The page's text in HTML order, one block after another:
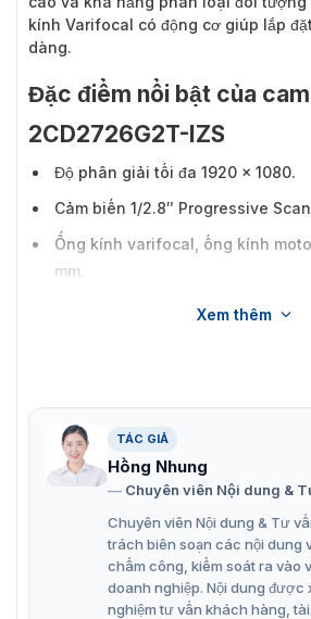
kính Varifocal có động cơ giúp lắp
dàng.
Đặc điểm nổi bật của
2CD2726G2T-IZS
Độ phân giải tối đa 1920 × 1080.
Cảm biến 1/2.8″ Progressive
Ống kính varifocal, ống kính
mm.
Hiệu suất ánh sáng yếu tuyệt vời
Phạm vi hồng ngoại lên tới 40m.
Hình ảnh rõ nét ngay cả khi có
mạnh nhờ công nghệ WDR thực
Tập trung vào phân loại con
dựa trên học sâu.
Giao diện âm thanh và báo động
Chống nước và bụi (IP67) và
Xem thêm
TÁC GIẢ
Hồng Nhung
Chuyên viên Nội dung &
Chuyên viên Nội dung & Tư
trách biên soạn các nội dung
chấm công, kiểm soát ra vào
doanh nghiệp. Nội dung được
nghiệm tư vấn khách hàng,